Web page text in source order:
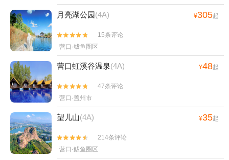
月亮湖公园(4A) ¥305起


15条评论
营口·鲅鱼圈区
营口虹溪谷温泉(4A) ¥48起


47条评论
营口·盖州市
望儿山(4A) ¥35起


214条评论
营口·鲅鱼圈区